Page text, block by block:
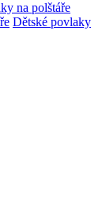
na polštáře
Dětské povlaky